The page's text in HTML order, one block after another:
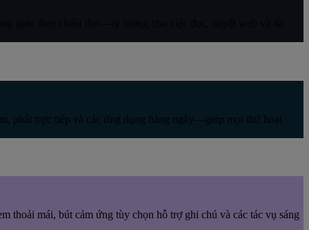
phát trực tiếp và các ứng dụng hàng ngày—giúp mọi thứ hoạt
thoải mái, bút cảm ứng tùy chọn hỗ trợ ghi chú và các tác vụ sáng